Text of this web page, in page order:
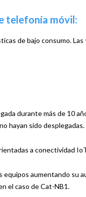
telefonía móvil:
de bajo consumo.
durante más de 10
hayan sido desplegadas.
a conectividad
equipos aumentando su
el caso de Cat-NB1.